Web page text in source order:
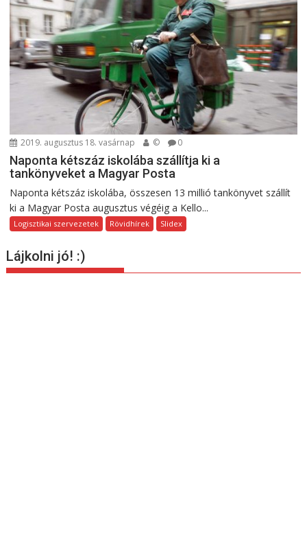
2019. augusztus 18. vasárnap © 0
Naponta kétszáz iskolába szállítja ki a
tankönyveket a Magyar Posta
Naponta kétszáz iskolába, összesen 13 millió tankönyvet szállít
ki a Magyar Posta augusztus végéig a Kello...
Logisztikai szervezetek Rövidhírek Slidex
Lájkolni jó! :)